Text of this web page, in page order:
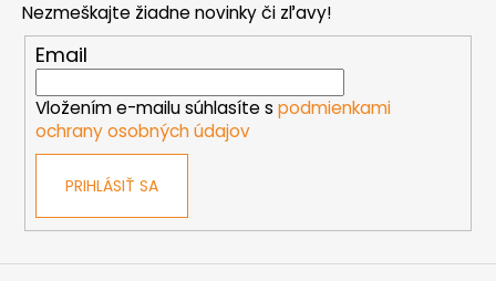
Nezmeškajte žiadne novinky či zľavy!
Email
Vložením e-mailu súhlasíte s podmienkami
ochrany osobných údajov
PRIHLÁSIŤ SA